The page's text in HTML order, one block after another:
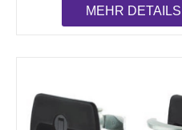
MEHR DETAILS